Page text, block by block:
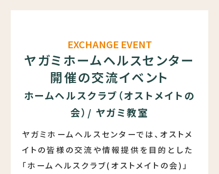
EXCHANGE EVENT
ヤガミホームヘルスセンター
開催の交流イベント
ホームヘルスクラブ（オストメイトの
会）/ ヤガミ教室
ヤガミホームヘルスセンターでは、オストメ
イトの皆様の交流や情報提供を目的とした
「ホームヘルスクラブ(オストメイトの会)」